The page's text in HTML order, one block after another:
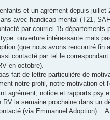
et un agrément depuis juillet
avec handicap mental (T21,
par courriel 15 départements
ouverture intéressante mais
(que nous avons rencontré fin
contacté par tel le
en octobre).
fait de lettre particulière de
notre profil, notre motivation et
agrément, notice et rapports psy
RV la semaine prochaine dans un
(via Emmanuel